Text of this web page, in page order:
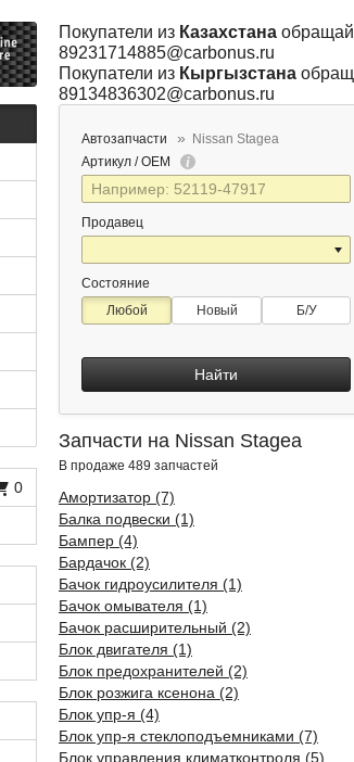
Покупатели из Казахстана
89231714885@carbonus.ru
Покупатели из Кыргызстана
89134836302@carbonus.ru
Автозапчасти
Nissan Stagea
Артикул / OEM
Продавец
Состояние
Любой
Новый Б/У
Найти
Запчасти на Nissan Stagea
В продаже 489 запчастей
Амортизатор (7)
Балка подвески (1)
Бампер (4)
Бардачок (2)
Бачок гидроусилителя (1)
Бачок омывателя (1)
Бачок расширительный (2)
Блок двигателя (1)
Блок предохранителей (2)
Блок розжига ксенона (2)
Блок упр-я (4)
Блок упр-я стеклоподъемниками (7)
Блок управления климатконтроля (5)
0